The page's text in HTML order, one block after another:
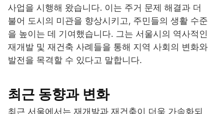
사업을 시행해 왔습니다. 이는 주거 문제 해결과 더
불어 도시의 미관을 향상시키고, 주민들의 생활 수준
을 높이는 데 기여했습니다. 그는 서울시의 역사적인
재개발 및 재건축 사례들을 통해 지역 사회의 변화와
발전을 목격할 수 있다고 말합니다.
최근 동향과 변화
최근 서울에서는 재개발과 재건축이 더욱 가속화되